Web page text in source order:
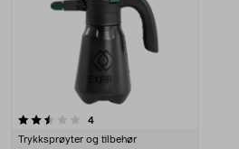
4anmeldelser
Trykksprøyter og tilbehør